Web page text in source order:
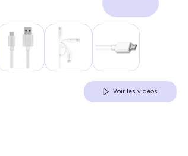
Voir les vidéos